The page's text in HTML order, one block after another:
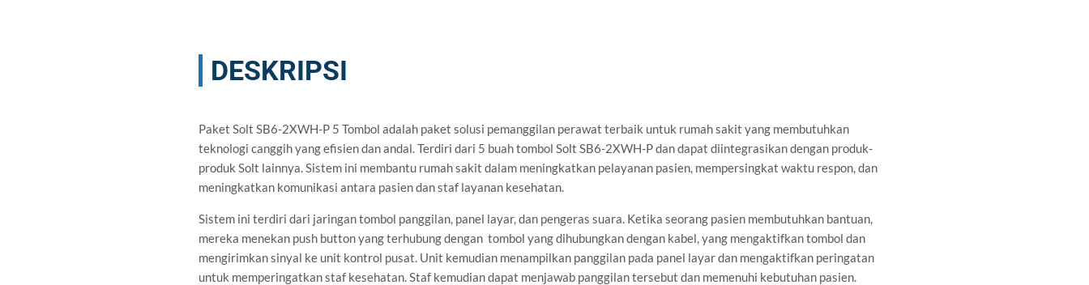
DESKRIPSI
Paket Solt SB6-2XWH-P 5 Tombol adalah paket solusi pemanggilan perawat terbaik untuk rumah sakit yang membutuhkan
teknologi canggih yang efisien dan andal. Terdiri dari 5 buah tombol Solt SB6-2XWH-P dan dapat diintegrasikan dengan produk-
produk Solt lainnya. Sistem ini membantu rumah sakit dalam meningkatkan pelayanan pasien, mempersingkat waktu respon, dan
meningkatkan komunikasi antara pasien dan staf layanan kesehatan.
Sistem ini terdiri dari jaringan tombol panggilan, panel layar, dan pengeras suara. Ketika seorang pasien membutuhkan bantuan,
mereka menekan push button yang terhubung dengan tombol yang dihubungkan dengan kabel, yang mengaktifkan tombol dan
mengirimkan sinyal ke unit kontrol pusat. Unit kemudian menampilkan panggilan pada panel layar dan mengaktifkan peringatan
untuk memperingatkan staf kesehatan. Staf kemudian dapat menjawab panggilan tersebut dan memenuhi kebutuhan pasien.